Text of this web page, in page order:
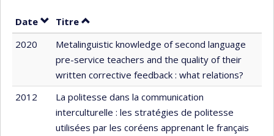
Date Trier par date en ordre croissant
Titre Trier par titre en ordre croissant
2020
Metalinguistic knowledge of second language
pre-service teachers and the quality of their
written corrective feedback : what relations?
2012
La politesse dans la communication
interculturelle : les stratégies de politesse
utilisées par les coréens apprenant le français